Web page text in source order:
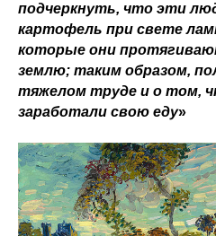
подчеркнуть, что эти
картофель при свете
которые они
землю; таким образом,
тяжелом труде и о том,
заработали свою еду»